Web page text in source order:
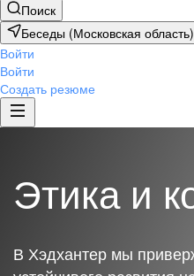
Поиск
Беседы (Московская область)
Войти
Войти
Создать резюме
Этика и
В Хэдхантер мы